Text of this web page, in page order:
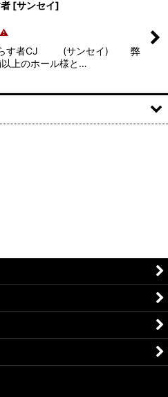
り込む
[サンセイ]
⚠
らす者CJ (サンセイ) 弊
上のホール様と…
)
ノロジー・クロスアルファ・